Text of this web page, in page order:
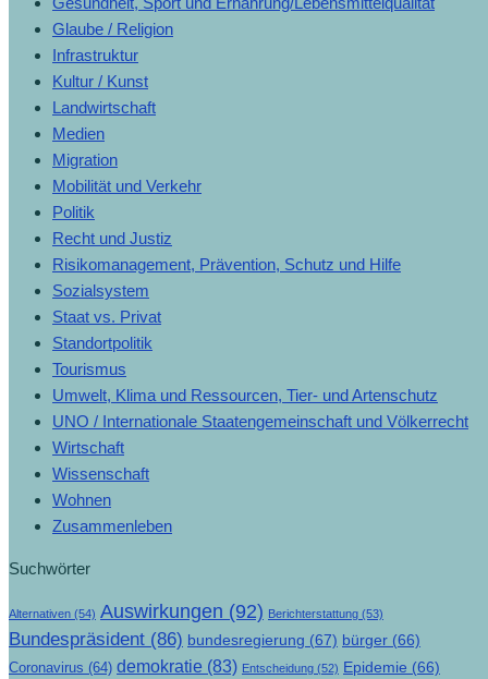
Glaube / Religion
Infrastruktur
Kultur / Kunst
Landwirtschaft
Medien
Migration
Mobilität und Verkehr
Politik
Recht und Justiz
Risikomanagement, Prävention, Schutz und Hilfe
Sozialsystem
Staat vs. Privat
Standortpolitik
Tourismus
Umwelt, Klima und Ressourcen, Tier- und Artenschutz
UNO / Internationale Staatengemeinschaft und Völkerrecht
Wirtschaft
Wissenschaft
Wohnen
Zusammenleben
Suchwörter
Alternativen (54) Auswirkungen (92) Berichterstattung (53)
Bundespräsident (86) bundesregierung (67) bürger (66)
Coronavirus (64) demokratie (83) Entscheidung (52) Epidemie (66)